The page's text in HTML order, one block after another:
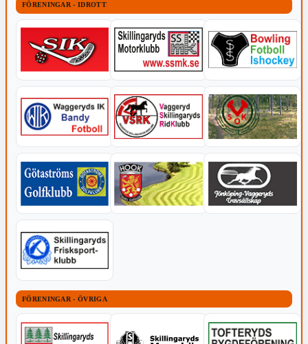
FÖRENINGAR - IDROTT
FÖRENINGAR - ÖVRIGA